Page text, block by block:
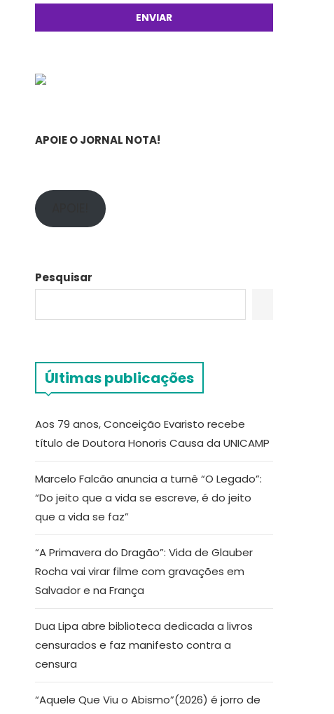
APOIE O JORNAL NOTA!
Pesquisar
Últimas publicações
Aos 79 anos, Conceição Evaristo recebe
título de Doutora Honoris Causa da UNICAMP
Marcelo Falcão anuncia a turnê “O Legado”:
“Do jeito que a vida se escreve, é do jeito
que a vida se faz”
“A Primavera do Dragão”: Vida de Glauber
Rocha vai virar filme com gravações em
Salvador e na França
Dua Lipa abre biblioteca dedicada a livros
censurados e faz manifesto contra a
censura
“Aquele Que Viu o Abismo”(2026) é jorro de